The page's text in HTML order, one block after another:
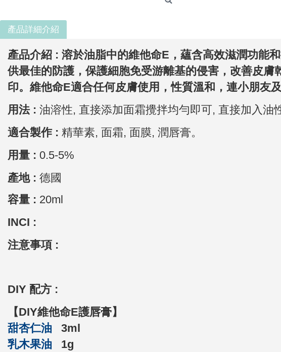
產品詳細介紹
產品介紹 : 溶於油脂中的維他命E，蘊含高效滋潤功能
供最佳的防護，保護細胞免受游離基的侵害，改善皮
印。維他命E適合任何皮膚使用，性質溫和，連小朋友
用法 : 油溶性, 直接添加面霜攪拌均勻即可, 直接加入油
適合製作 : 精華素, 面霜, 面膜, 潤唇膏。
用量 : 0.5-5%
產地 : 德國
容量 : 20ml
INCI :
注意事項 :
DIY 配方 :
【DIY維他命E護唇膏】
甜杏仁油 3ml
乳木果油 1g